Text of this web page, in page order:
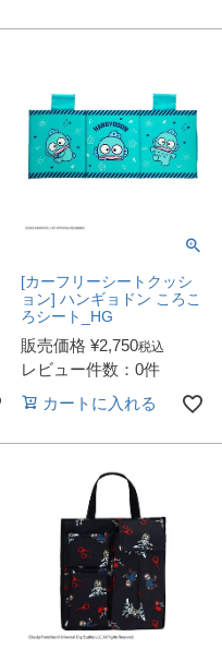
[カーフリーシートクッシ
ョン] ハンギョドン ころこ
ろシート_HG
販売価格 ¥2,750税込
レビュー件数：0件
カートに入れる